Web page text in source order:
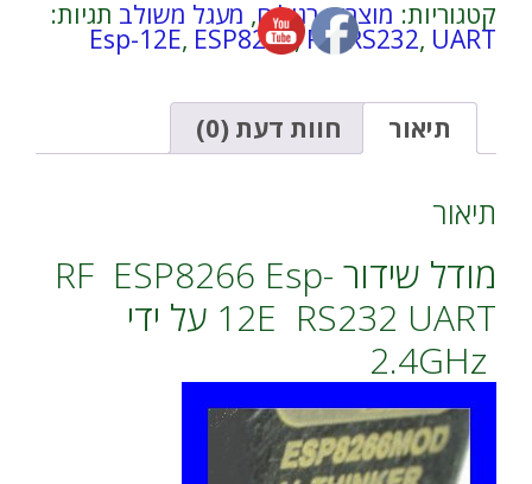
RS232
UART
ESP8266
Esp-
12E
]
n
a
i
v
e
קטגוריות: מוצרים רגילים, מעגל משולב תגיות:
Esp-12E, ESP8266,RF ,RS232, UART
תיאור חוות דעת (0)
תיאור
מודל שידור RF ESP8266 Esp-
12E RS232 UART על ידי